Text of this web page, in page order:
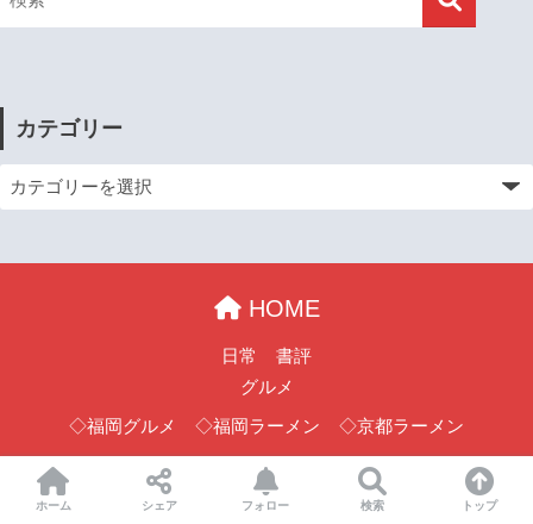
カテゴリー
HOME
日常
書評
グルメ
◇福岡グルメ ◇福岡ラーメン ◇京都ラーメン
デカ盛り お問い合わせ
© 2026 破竹の勢い All rights reserved.
ホーム シェア フォロー 検索 トップ